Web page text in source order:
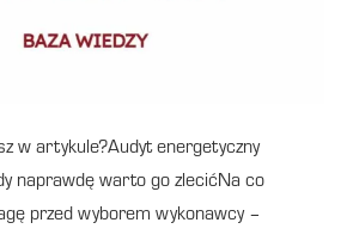
w artykule?Audyt energetyczny
naprawdę warto go zlecićNa co
przed wyborem wykonawcy –